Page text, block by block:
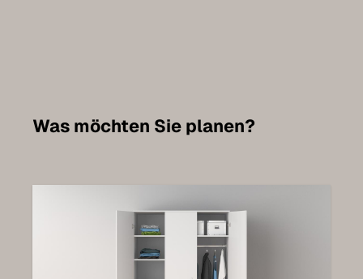
Was möchten Sie planen?